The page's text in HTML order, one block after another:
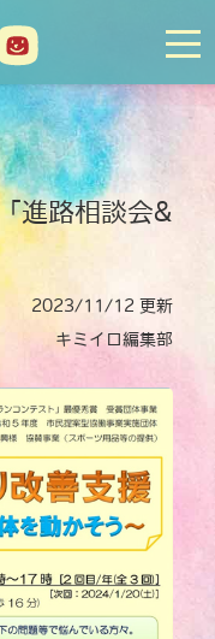
進路相談会&
2023/11/12 更新
キミイロ編集部